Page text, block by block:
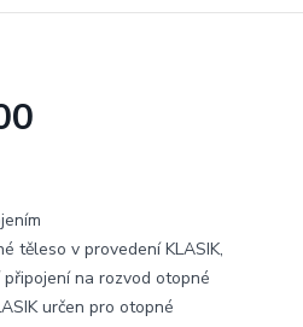
těleso v provedení KLASIK,
na rozvod otopné
určen pro otopné